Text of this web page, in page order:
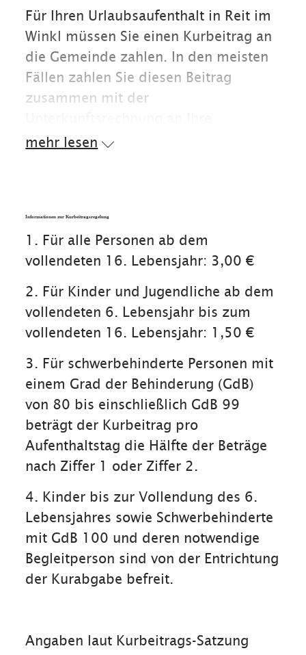
Ausführliche Informationen finden Sie
in der Broschüre, die in der Tourist
Info und in Ihrer Unterkunft erhältlich
ist.
Für Ihren Urlaubsaufenthalt in Reit im
Winkl müssen Sie einen Kurbeitrag an
die Gemeinde zahlen. In den meisten
Fällen zahlen Sie diesen Beitrag
zusammen mit der
Gastgeber, die den Betrag an die
Mit der Zahlung des Kurbeitrags haben
Sie Anspruch auf die Reit im Winkl
inklusiv Card mit all ihren Leistungen.
Regelung bei Dienstreisen
Ist der Zweck Ihres Aufenthalts in Reit
im Winkl nicht Urlaub sondern Arbeit,
gelten andere Regeln. Bitte
besprechen Sie diese bei der Buchung
und beim Einchecken in Ihrer
Unterkunft.
Alle Angaben laut Kurbeitrags-Satzung
vom 23.06.2025. Diese finden Sie
unten zum Download.
Angaben ohne Gewähr, Änderungen
der Beitragssatzung durch einen
Gemeinde Reit im Winkl sind jederzeit
mehr lesen
Informationen zur Kurbeitragsregelung
1. Für alle Personen ab dem
vollendeten 16. Lebensjahr: 3,00 €
2. Für Kinder und Jugendliche ab dem
vollendeten 6. Lebensjahr bis zum
vollendeten 16. Lebensjahr: 1,50 €
3. Für schwerbehinderte Personen mit
einem Grad der Behinderung (GdB)
von 80 bis einschließlich GdB 99
beträgt der Kurbeitrag pro
Aufenthaltstag die Hälfte der Beträge
nach Ziffer 1 oder Ziffer 2.
4. Kinder bis zur Vollendung des 6.
Lebensjahres sowie Schwerbehinderte
mit GdB 100 und deren notwendige
Begleitperson sind von der Entrichtung
der Kurabgabe befreit.
Angaben laut Kurbeitrags-Satzung